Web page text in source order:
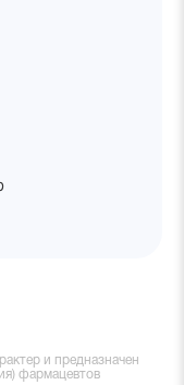
и предназначен
фармацевтов